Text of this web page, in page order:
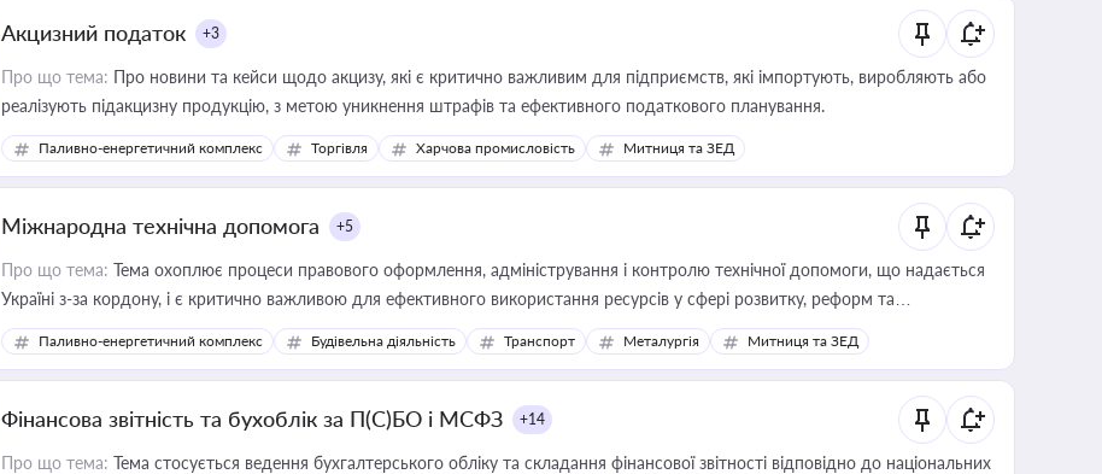
Акцизний податок +3
Про що тема: Про новини та кейси щодо акцизу, які є критично важливим для підприємств, які імпортують, виробляють або
реалізують підакцизну продукцію, з метою уникнення штрафів та ефективного податкового планування.
Паливно-енергетичний комплекс Торгівля Харчова промисловість Митниця та ЗЕД
Міжнародна технічна допомога +5
Про що тема: Тема охоплює процеси правового оформлення, адміністрування і контролю технічної допомоги, що надається
Україні з-за кордону, і є критично важливою для ефективного використання ресурсів у сфері розвитку, реформ та
інфраструктурних проєктів
Паливно-енергетичний комплекс Будівельна діяльність Транспорт Металургія Митниця та ЗЕД
Фінансова звітність та бухоблік за П(С)БО і МСФЗ +14
Про що тема: Тема стосується ведення бухгалтерського обліку та складання фінансової звітності відповідно до національних